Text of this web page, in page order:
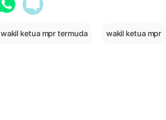
wakil ketua mpr termuda wakil ketua mpr